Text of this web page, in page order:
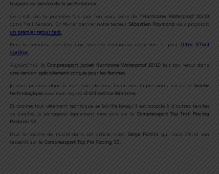
toujours au service de la performance.
Ce n’est pas la première fois que l’on vous parle de l’Hurricane Waterproof 10/10
dans Trail Session. En février dernier notre testeur Sébastien Raymond vous proposait
un premier retour test.
Puis la semaine dernière une seconde évaluation cette fois ci post Ultra XTrail
Corrèze.
Aujourd’hui, la Compressport Jacket Hurricane Waterproof 10/10 fait son retour dans
une version spécialement conçue pour les femmes.
Je vous propose donc à mon tour de vous livrer mes impressions sur cette bombe
technologique avec mon regard d’utilisatrice féminine.
Et comme tout vêtement technique se bonifie lorsqu’il est associé à d’autres textiles
de qualité, je partagerai également mon avis sur le Compressport Top Trail Racing
Postural SS.
Pour la touche de mixité dans cet article, c’est Serge Fortini qui nous offrira son
ressenti sur le Compressport Top Pro Racing SS.